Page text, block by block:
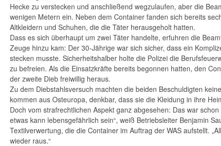
Hecke zu verstecken und anschließend wegzulaufen, aber die
wenigen Metern ein. Neben dem Container fanden sich bereits
Altkleidern und Schuhen, die die Täter herausgeholt hatten.
Dass es sich überhaupt um zwei Täter handelte, erfuhren die
Zeuge hinzu kam: Der 30-Jährige war sich sicher, dass ein
stecken musste. Sicherheitshalber holte die Polizei die
zu befreien. Als die Einsatzkräfte bereits begonnen hatten, den
der zweite Dieb freiwillig heraus.
Zu dem Diebstahlsversuch machten die beiden Beschuldigten
kommen aus Osteuropa, denkbar, dass sie die Kleidung in ihre
Doch vom strafrechtlichen Aspekt ganz abgesehen: Das war
etwas kann lebensgefährlich sein“, weiß Betriebsleiter Benjamin
Textilverwertung, die die Container im Auftrag der WAS aufstellt.
wieder raus.“